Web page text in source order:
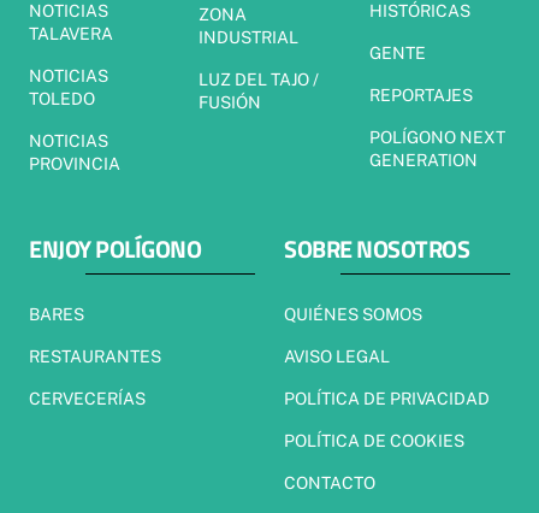
NOTICIAS
TALAVERA
NOTICIAS
TOLEDO
NOTICIAS
PROVINCIA
ZONA
INDUSTRIAL
LUZ DEL TAJO /
FUSIÓN
HISTÓRICAS
GENTE
REPORTAJES
POLÍGONO NEXT
GENERATION
ENJOY POLÍGONO
BARES
RESTAURANTES
CERVECERÍAS
SOBRE NOSOTROS
QUIÉNES SOMOS
AVISO LEGAL
POLÍTICA DE PRIVACIDAD
POLÍTICA DE COOKIES
CONTACTO